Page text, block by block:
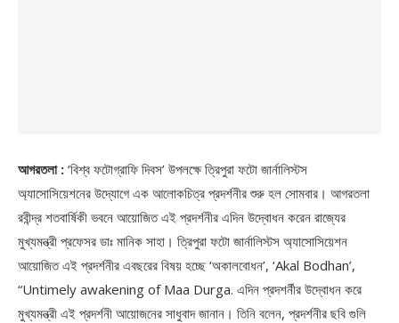
আগরতলা : ‘বিশ্ব ফটোগ্রাফি দিবস’ উপলক্ষে ত্রিপুরা ফটো জার্নালিস্টস
অ্যাসোসিয়েশনের উদ্যোগে এক আলোকচিত্র প্রদর্শনীর শুরু হল সোমবার। আগরতলা
রবীন্দ্র শতবার্ষিকী ভবনে আয়োজিত এই প্রদর্শনীর এদিন উদ্বোধন করেন রাজ্যের
মুখ্যমন্ত্রী প্রফেসর ডাঃ মানিক সাহা। ত্রিপুরা ফটো জার্নালিস্টস অ্যাসোসিয়েশন
আয়োজিত এই প্রদর্শনীর এবছরের বিষয় হচ্ছে ‘অকালবোধন’, ‘Akal Bodhan’,
“Untimely awakening of Maa Durga. এদিন প্রদশর্নীর উদ্বোধন করে
মুখ্যমন্ত্রী এই প্রদর্শনী আয়োজনের সাধুবাদ জানান। তিনি বলেন, প্রদর্শনীর ছবি গুলি